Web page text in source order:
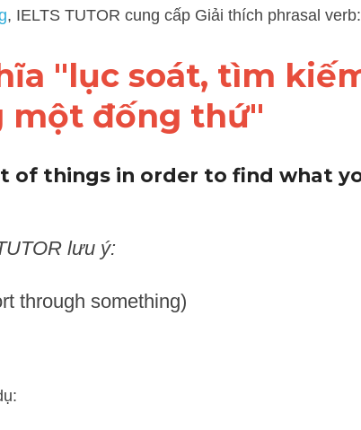
thích phrasal verb: sort through
"lục soát, tìm
một đống thứ"
of things in order to find what
lưu ý:
through something)